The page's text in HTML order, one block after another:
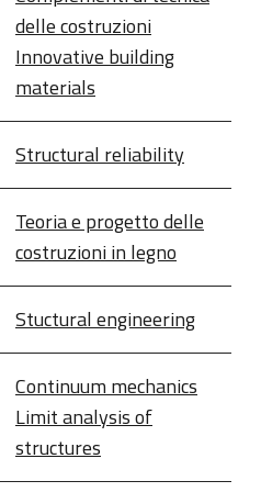
delle costruzioni
Innovative building
materials
Structural reliability
Teoria e progetto delle
costruzioni in legno
Stuctural engineering
Continuum mechanics
Limit analysis of
structures